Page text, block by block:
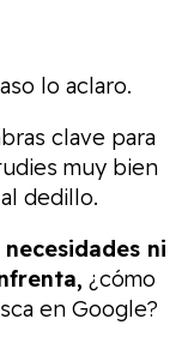
lo aclaro.
clave para
muy bien
dedillo.
necesidades ni
¿cómo
en Google?